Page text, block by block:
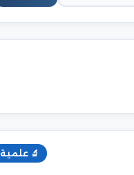
🔬 علمية